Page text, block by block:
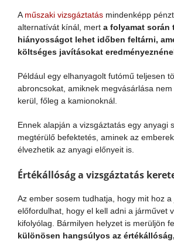
Aműszaki vizsgáztatás mindenképp
alternatívát kínál, mert a folyamat során
hiányosságot lehet időben feltárni,
költséges javításokat
Például egy elhanyagolt futómű teljesen
abroncsokat, amiknek megvásárlása
kerül, főleg a kamionoknál.
Ennek alapján a vizsgáztatás egy anyagi
megtérülő befektetés, aminek az
élvezhetik az anyagi előnyeit is.
Értékállóság a vizsgáztatás
Az ember sosem tudhatja, hogy mit hoz
előfordulhat, hogy el kell adni a járművet
kifolyólag. Bármilyen helyzet is merüljön
különösen hangsúlyos az